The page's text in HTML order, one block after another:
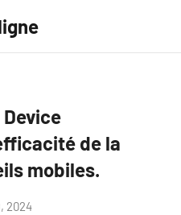
de la
mobiles.
2024